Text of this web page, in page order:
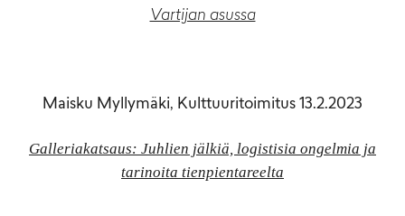
Vartijan asussa
Maisku Myllymäki, Kulttuuritoimitus 13.2.2023
Galleriakatsaus: Juhlien jälkiä, logistisia ongelmia ja
tarinoita tienpientareelta